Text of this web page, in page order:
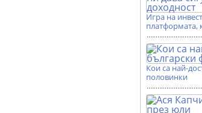
Игра на
платформата,
Кои са най-
половинки